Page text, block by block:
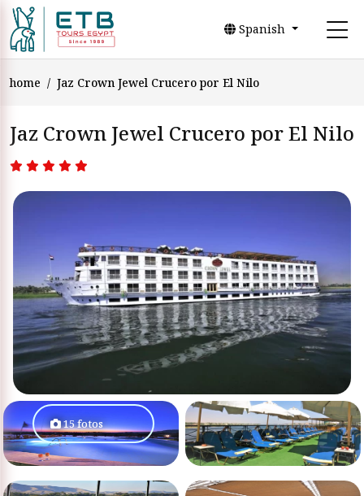
Spanish
home Jaz Crown Jewel Crucero por El Nilo
Jaz Crown Jewel Crucero por El Nilo
15 fotos